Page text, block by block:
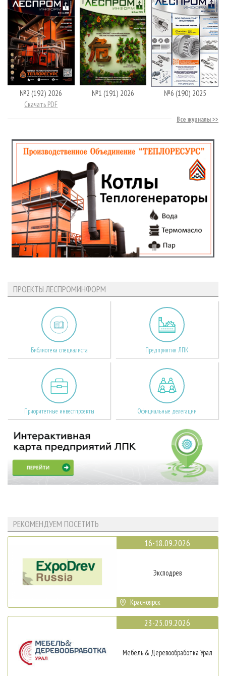
№2 (192) 2026
Скачать PDF
№1 (191) 2026 №6 (190) 2025
Все журналы
ПРОЕКТЫ ЛЕСПРОМИНФОРМ
Библиотека специалиста Предприятия ЛПК
Приоритетные инвестпроекты Официальные делегации
РЕКОМЕНДУЕМ ПОСЕТИТЬ
16-18.09.2026
Эксподрев
Красноярск
23-25.09.2026
Мебель & Деревообработка Урал